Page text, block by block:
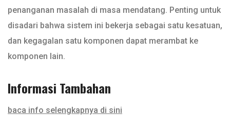
penanganan masalah di masa mendatang. Penting untuk
disadari bahwa sistem ini bekerja sebagai satu kesatuan,
dan kegagalan satu komponen dapat merambat ke
komponen lain.
Informasi Tambahan
baca info selengkapnya di sini